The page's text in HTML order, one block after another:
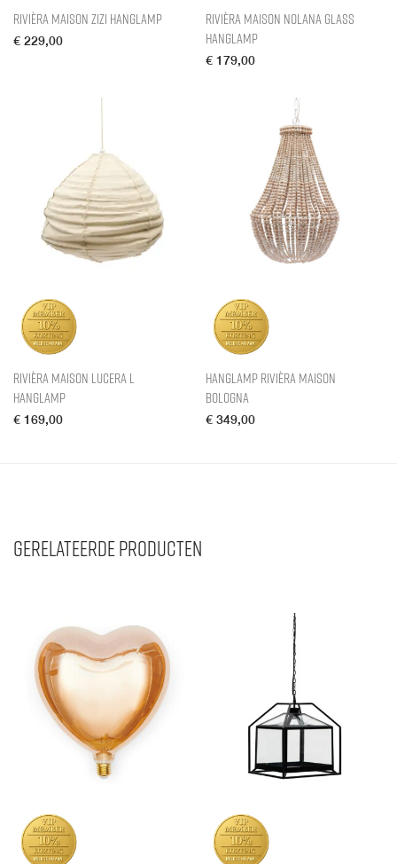
Rivièra Maison Zizi Hanglamp
€ 229,00
Rivièra Maison Nolana Glass
Hanglamp
€ 179,00
Rivièra Maison Lucera L
Hanglamp
€ 169,00
Hanglamp Rivièra Maison
Bologna
€ 349,00
Gerelateerde producten